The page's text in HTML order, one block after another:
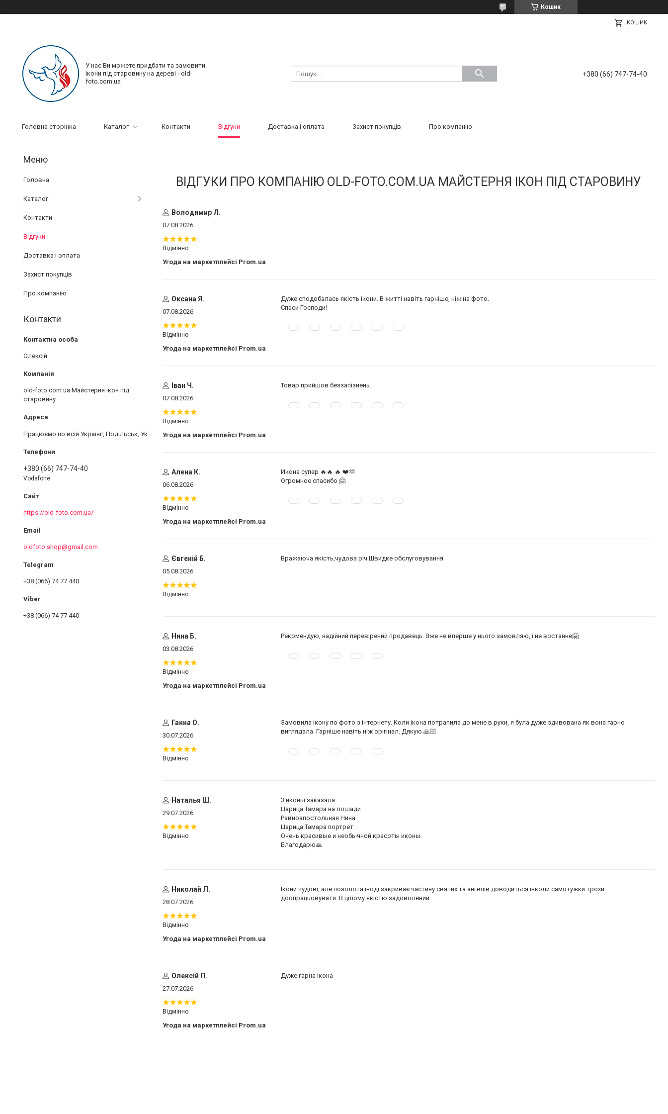
Кошик
КОШИК
У нас Ви можете придбати та замовити
ікони під старовину на дереві - old-
foto.com.ua
+380 (66) 747-74-40
Головна сторінка Каталог Контакти Відгуки Доставка і оплата Захист покупців Про компанію
ВІДГУКИ ПРО КОМПАНІЮ OLD-FOTO.COM.UA МАЙСТЕРНЯ ІКОН ПІД СТАРОВИНУ
Володимир Л.
07.08.2026
Відмінно
Угода на маркетплейсі Prom.ua
Оксана Я.
07.08.2026
Відмінно
Угода на маркетплейсі Prom.ua
Дуже сподобалась якість ікони. В житті навіть гарніше, ніж на фото.
Спаси Господи!
Іван Ч.
07.08.2026
Відмінно
Угода на маркетплейсі Prom.ua
Товар прийшов беззапізнень.
Алена К.
06.08.2026
Відмінно
Угода на маркетплейсі Prom.ua
Икона супер 🔥🔥 🔥 ❤️🫶
Огромное спасибо 🤗
Євгеній Б.
05.08.2026
Відмінно
Вражаюча якість,чудова річ.Швидке обслуговування
Нина Б.
03.08.2026
Відмінно
Угода на маркетплейсі Prom.ua
Рекомендую, надійний перевірений продавець. Вже не вперше у нього замовляю, і не востанне🤗
Ганна О.
30.07.2026
Відмінно
Замовила ікону по фото з інтернету. Коли ікона потрапила до мене в руки, я була дуже здивована як вона гарно
виглядала. Гарніше навіть ніж орігінал. Дякую 🙏🏻
Наталья Ш.
29.07.2026
Відмінно
3 иконы заказала:
Царица Тамара на лошади
Равноапостольная Нина
Царица Тамара портрет
Очень красивые и необычной красоты иконы.
Благодарю🙏
Николай Л.
28.07.2026
Відмінно
Угода на маркетплейсі Prom.ua
Ікони чудові, але позолота іноді закриває частину святих та ангелів доводиться інколи самотужки трохи
доопрацьовувати. В цілому якістю задоволений.
Олексій П.
27.07.2026
Відмінно
Угода на маркетплейсі Prom.ua
Дуже гарна ікона
Головна
Каталог
Контакти
Відгуки
Доставка і оплата
Захист покупців
Про компанію
Контакти
Олексій
old-foto.com.ua Майстерня ікон під
старовину
Працюємо по всій Украіні!, Подільськ, Україна
+380 (66) 747-74-40
Vodafone
https://old-foto.com.ua/
oldfoto.shop@gmail.com
+38 (066) 74 77 440
+38 (066) 74 77 440